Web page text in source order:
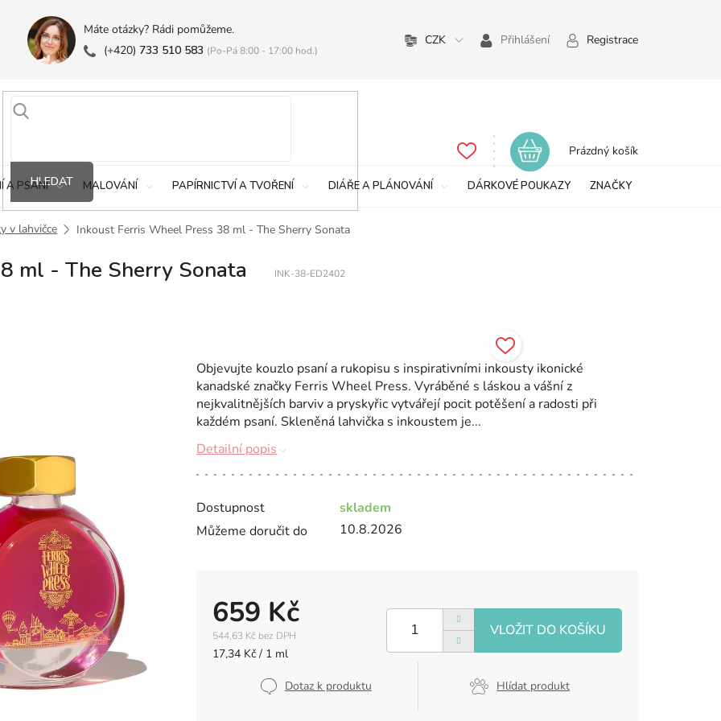
Máte otázky? Rádi pomůžeme.
(+420) 733 510 583 (Po-Pá 8:00 - 17:00 hod.)
CZK Přihlášení Registrace
HLEDAT
Nákupní
Prázdný košík
A PSANÍ MALOVÁNÍ PAPÍRNICTVÍ A TVOŘENÍ DIÁŘE A PLÁNOVÁNÍ DÁRKOVÉ POUKAZY ZNAČKY
v lahvičce Inkoust Ferris Wheel Press 38 ml - The Sherry Sonata
ml - The Sherry Sonata INK-38-ED2402
Dostupnost
skladem
Můžeme doručit do
10.8.2026
659 Kč
544,63 Kč bez DPH
Měrná
17,34 Kč / 1 ml
Dotaz k produktu Hlídat produkt
Objevujte kouzlo psaní a rukopisu s inspirativními inkousty ikonické
kanadské značky Ferris Wheel Press. Vyráběné s láskou a vášní z
nejkvalitnějších barviv a pryskyřic vytvářejí pocit potěšení a radosti při
každém psaní. Skleněná lahvička s inkoustem je...
Detailní popis